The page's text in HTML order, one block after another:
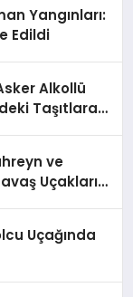
Yangınları:
Edildi
Alkollü
Taşıtlara
ve
Uçakları
Uçağında